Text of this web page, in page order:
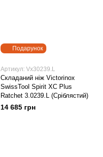
Подарунок
Артикул: Vx30239.L
Складаний ніж Victorinox
SwissTool Spirit XC Plus
Ratchet 3.0239.L (Сріблястий)
14 685 грн